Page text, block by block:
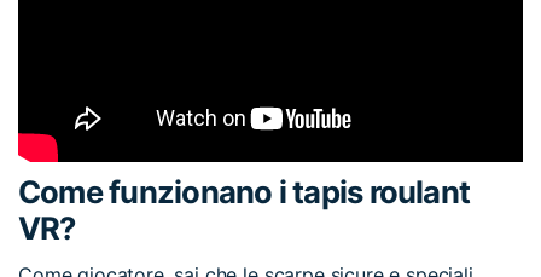
Come funzionano i tapis roulant
VR?